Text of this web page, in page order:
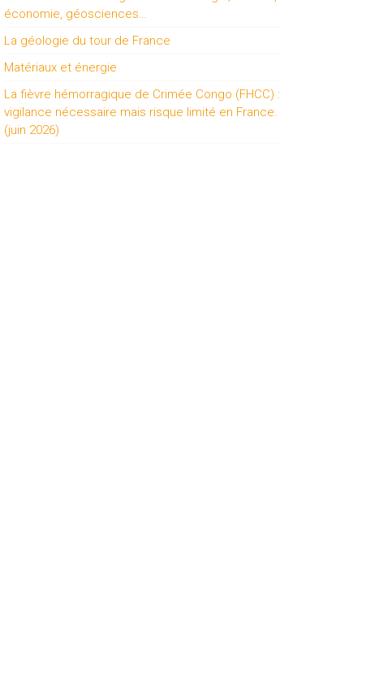
économie, géosciences…
La géologie du tour de France
Matériaux et énergie
La fièvre hémorragique de Crimée Congo (FHCC) :
vigilance nécessaire mais risque limité en France.
(juin 2026)